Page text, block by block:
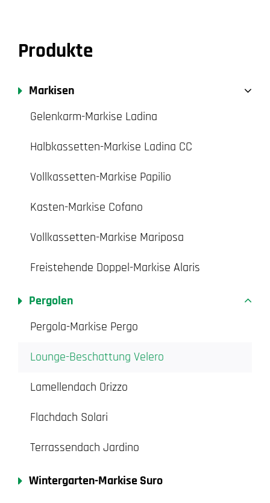
Produkte
Markisen
Gelenkarm-Markise Ladina
Halbkassetten-Markise Ladina CC
Vollkassetten-Markise Papilio
Kasten-Markise Cofano
Vollkassetten-Markise Mariposa
Freistehende Doppel-Markise Alaris
Pergolen
Pergola-Markise Pergo
Lounge-Beschattung Velero
Lamellendach Orizzo
Flachdach Solari
Terrassendach Jardino
Wintergarten-Markise Suro